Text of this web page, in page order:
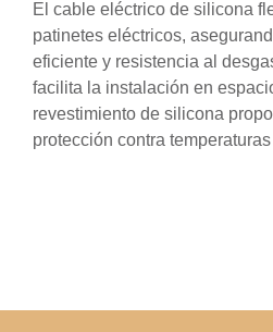
El cable eléctrico de silicona
patinetes eléctricos,
eficiente y resistencia al
facilita la instalación en
revestimiento de silicona
protección contra